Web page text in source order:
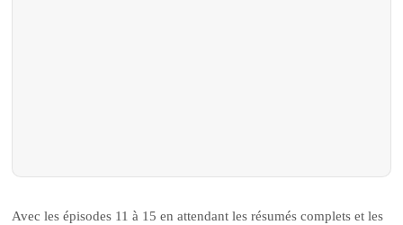
Avec les épisodes 11 à 15 en attendant les résumés complets et les